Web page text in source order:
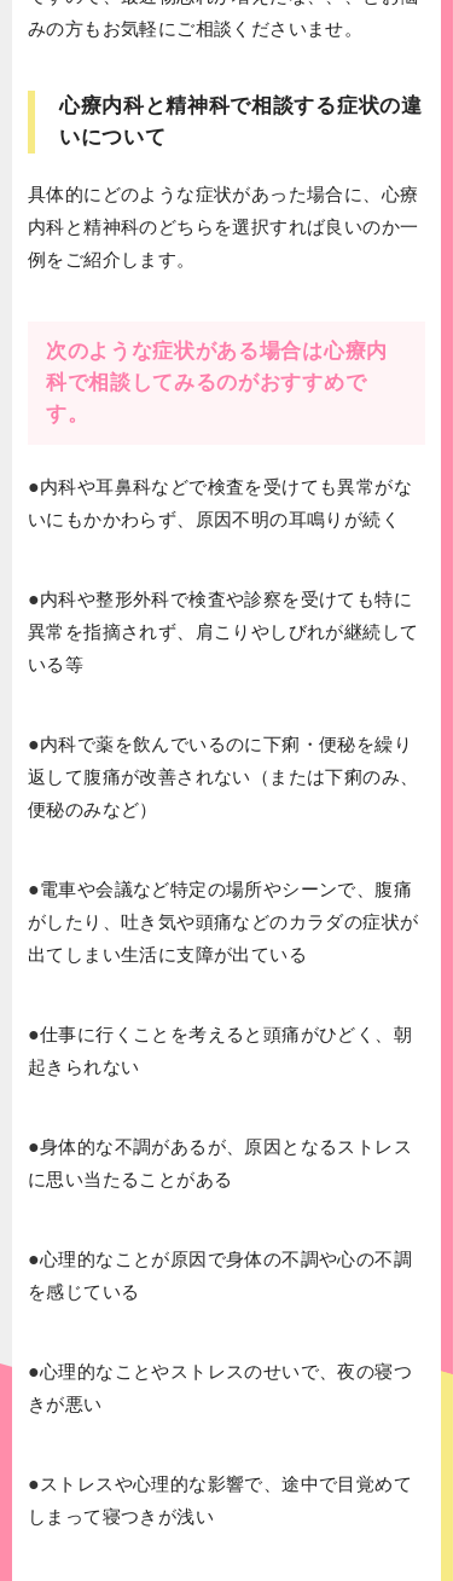
みの方もお気軽にご相談くださいませ。
心療内科と精神科で相談する症状の違
いについて
具体的にどのような症状があった場合に、心療
内科と精神科のどちらを選択すれば良いのか一
例をご紹介します。
次のような症状がある場合は心療内
科で相談してみるのがおすすめで
す。
●内科や耳鼻科などで検査を受けても異常がな
いにもかかわらず、原因不明の耳鳴りが続く
●内科や整形外科で検査や診察を受けても特に
異常を指摘されず、肩こりやしびれが継続して
いる等
●内科で薬を飲んでいるのに下痢・便秘を繰り
返して腹痛が改善されない（または下痢のみ、
便秘のみなど）
●電車や会議など特定の場所やシーンで、腹痛
がしたり、吐き気や頭痛などのカラダの症状が
出てしまい生活に支障が出ている
●仕事に行くことを考えると頭痛がひどく、朝
起きられない
●身体的な不調があるが、原因となるストレス
に思い当たることがある
●心理的なことが原因で身体の不調や心の不調
を感じている
●心理的なことやストレスのせいで、夜の寝つ
きが悪い
●ストレスや心理的な影響で、途中で目覚めて
しまって寝つきが浅い